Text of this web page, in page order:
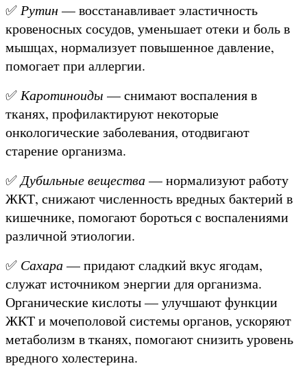
✅ Рутин— восстанавливает эластичность
кровеносных сосудов, уменьшает отеки и боль в
мышцах, нормализует повышенное давление,
помогает при аллергии.
✅Каротиноиды — снимают воспаления в
тканях, профилактируют некоторые
онкологические заболевания, отодвигают
старение организма.
✅ Дубильные вещества— нормализуют работу
ЖКТ, снижают численность вредных бактерий в
кишечнике, помогают бороться с воспалениями
различной этиологии.
✅ Сахара— придают сладкий вкус ягодам,
служат источником энергии для организма.
Органические кислоты — улучшают функции
ЖКТ и мочеполовой системы органов, ускоряют
метаболизм в тканях, помогают снизить уровень
вредного холестерина.